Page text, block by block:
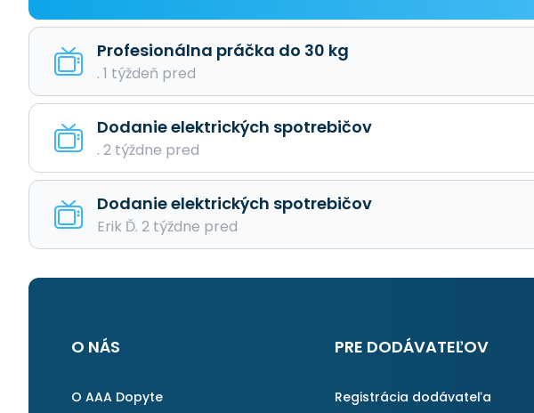
Profesionálna práčka do 30 kg
. 1 týždeň pred
Dodanie elektrických spotrebičov
. 2 týždne pred
Dodanie elektrických spotrebičov
Erik Ď. 2 týždne pred
O NÁS
O AAA Dopyte
PRE DODÁVATEĽOV
Registrácia dodávateľa